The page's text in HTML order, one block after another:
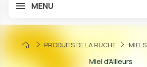
MENU
PRODUITS DE LA RUCHE MIELS
Miel d'Ailleurs